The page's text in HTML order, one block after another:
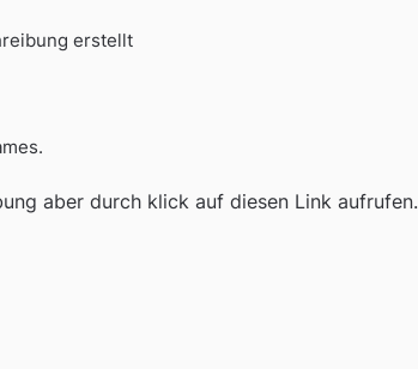
erstellt
aber durch klick auf diesen Link aufrufen.